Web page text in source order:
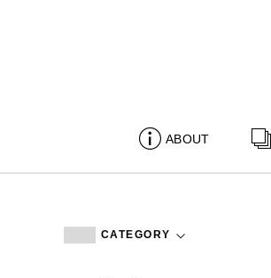
ABOUT
CATEGORY